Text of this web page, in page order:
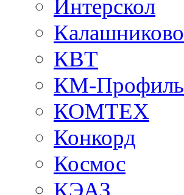
Интерскол
Калашниково
КВТ
КМ-Профиль
КОМТЕХ
Конкорд
Космос
КЭАЗ